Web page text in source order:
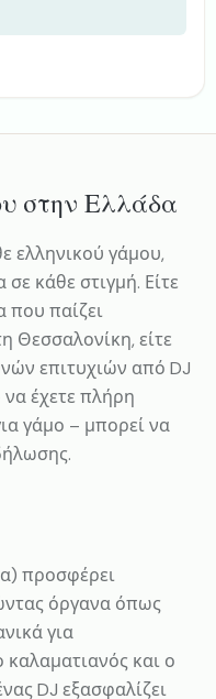
στην Ελλάδα
ελληνικού γάμου,
σε κάθε στιγμή. Είτε
που παίζει
Θεσσαλονίκη, είτε
επιτυχιών από DJ
έχετε πλήρη
γάμο – μπορεί να
προσφέρει
όργανα όπως
για
και ο
DJ εξασφαλίζει